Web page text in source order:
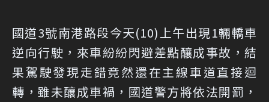
國道3號南港路段今天(10)上午出現1輛轎車
逆向行駛，來車紛紛閃避差點釀成事故，結
果駕駛發現走錯竟然還在主線車道直接迴
轉，雖未釀成車禍，國道警方將依法開罰，